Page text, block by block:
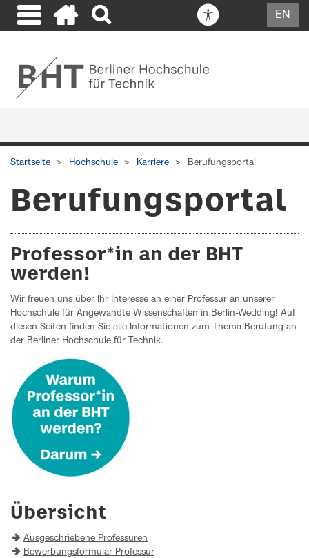
EN
Startseite Hochschule Karriere Berufungsportal
Berufungsportal
Professor*in an der BHT
werden!
Wir freuen uns über Ihr Interesse an einer Professur an unserer
Hochschule für Angewandte Wissenschaften in Berlin-Wedding! Auf
diesen Seiten finden Sie alle Informationen zum Thema Berufung an
der Berliner Hochschule für Technik.
Übersicht
Ausgeschriebene Professuren
Bewerbungsformular Professur